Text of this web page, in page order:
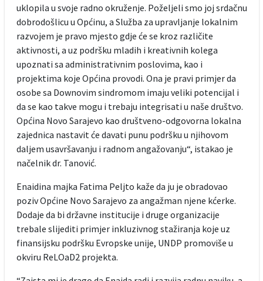
uklopila u svoje radno okruženje. Poželjeli smo joj srdačnu
dobrodošlicu u Općinu, a Služba za upravljanje lokalnim
razvojem je pravo mjesto gdje će se kroz različite
aktivnosti, a uz podršku mladih i kreativnih kolega
upoznati sa administrativnim poslovima, kao i
projektima koje Općina provodi. Ona je pravi primjer da
osobe sa Downovim sindromom imaju veliki potencijal i
da se kao takve mogu i trebaju integrisati u naše društvo.
Općina Novo Sarajevo kao društveno-odgovorna lokalna
zajednica nastavit će davati punu podršku u njihovom
daljem usavršavanju i radnom angažovanju“, istakao je
načelnik dr. Tanović.
Enaidina majka Fatima Peljto kaže da ju je obradovao
poziv Općine Novo Sarajevo za angažman njene kćerke.
Dodaje da bi državne institucije i druge organizacije
trebale slijediti primjer inkluzivnog stažiranja koje uz
finansijsku podršku Evropske unije, UNDP promoviše u
okviru ReLOaD2 projekta.